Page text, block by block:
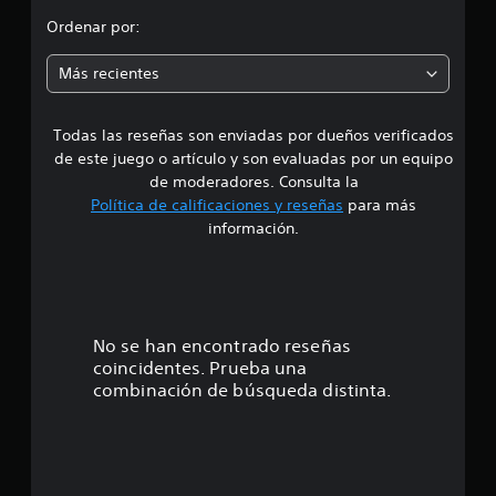
e
s
Ordenar por:
Más recientes
Todas las reseñas son enviadas por dueños verificados
de este juego o artículo y son evaluadas por un equipo
de moderadores. Consulta la
Política de calificaciones y reseñas para más
información.
No se han encontrado reseñas
coincidentes. Prueba una
combinación de búsqueda distinta.